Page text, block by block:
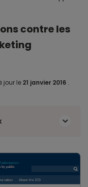
contre les
jour le 21 janvier 2016 .